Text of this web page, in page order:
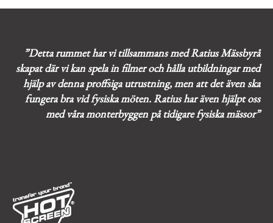
”Detta rummet har vi tillsammans med Ratius Mässbyrå
skapat där vi kan spela in filmer och hålla utbildningar med
hjälp av denna proffsiga utrustning, men att det även ska
fungera bra vid fysiska möten. Ratius har även hjälpt oss
med våra monterbyggen på tidigare fysiska mässor”